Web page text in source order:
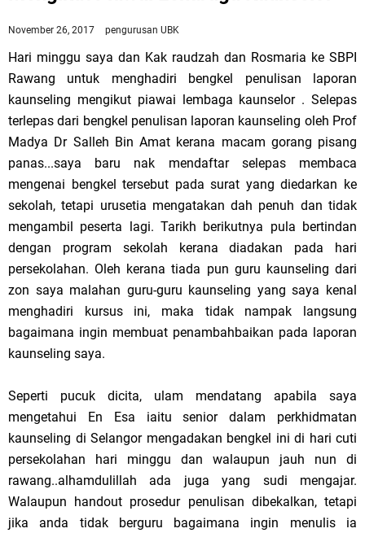
November 26, 2017 pengurusan UBK
Hari minggu saya dan Kak raudzah dan Rosmaria ke SBPI
Rawang untuk menghadiri bengkel penulisan laporan
kaunseling mengikut piawai lembaga kaunselor . Selepas
terlepas dari bengkel penulisan laporan kaunseling oleh Prof
Madya Dr Salleh Bin Amat kerana macam gorang pisang
panas...saya baru nak mendaftar selepas membaca
mengenai bengkel tersebut pada surat yang diedarkan ke
sekolah, tetapi urusetia mengatakan dah penuh dan tidak
mengambil peserta lagi. Tarikh berikutnya pula bertindan
dengan program sekolah kerana diadakan pada hari
persekolahan. Oleh kerana tiada pun guru kaunseling dari
zon saya malahan guru-guru kaunseling yang saya kenal
menghadiri kursus ini, maka tidak nampak langsung
bagaimana ingin membuat penambahbaikan pada laporan
kaunseling saya.
Seperti pucuk dicita, ulam mendatang apabila saya
mengetahui En Esa iaitu senior dalam perkhidmatan
kaunseling di Selangor mengadakan bengkel ini di hari cuti
persekolahan hari minggu dan walaupun jauh nun di
rawang..alhamdulillah ada juga yang sudi mengajar.
Walaupun handout prosedur penulisan dibekalkan, tetapi
jika anda tidak berguru bagaimana ingin menulis ia